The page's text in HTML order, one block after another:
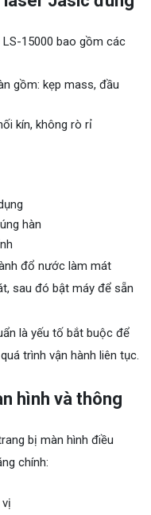
15000 bao gồm các
gồm: kẹp mass, đầu
kín, không rò rỉ
hàn
đổ nước làm mát
sau đó bật máy để sẵn
là yếu tố bắt buộc để
trình vận hành liên tục.
hình và thông
bị màn hình điều
chính: